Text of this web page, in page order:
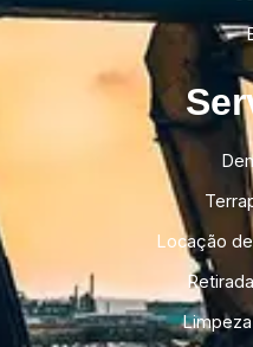
Locação